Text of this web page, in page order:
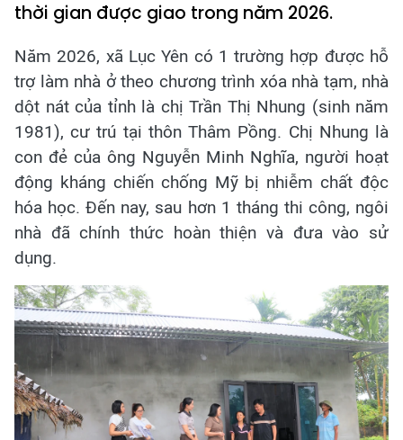
thời gian được giao trong năm 2026.
Năm 2026, xã Lục Yên có 1 trường hợp được hỗ
trợ làm nhà ở theo chương trình xóa nhà tạm, nhà
dột nát của tỉnh là chị Trần Thị Nhung (sinh năm
1981), cư trú tại thôn Thâm Pồng. Chị Nhung là
con đẻ của ông Nguyễn Minh Nghĩa, người hoạt
động kháng chiến chống Mỹ bị nhiễm chất độc
hóa học. Đến nay, sau hơn 1 tháng thi công, ngôi
nhà đã chính thức hoàn thiện và đưa vào sử
dụng.